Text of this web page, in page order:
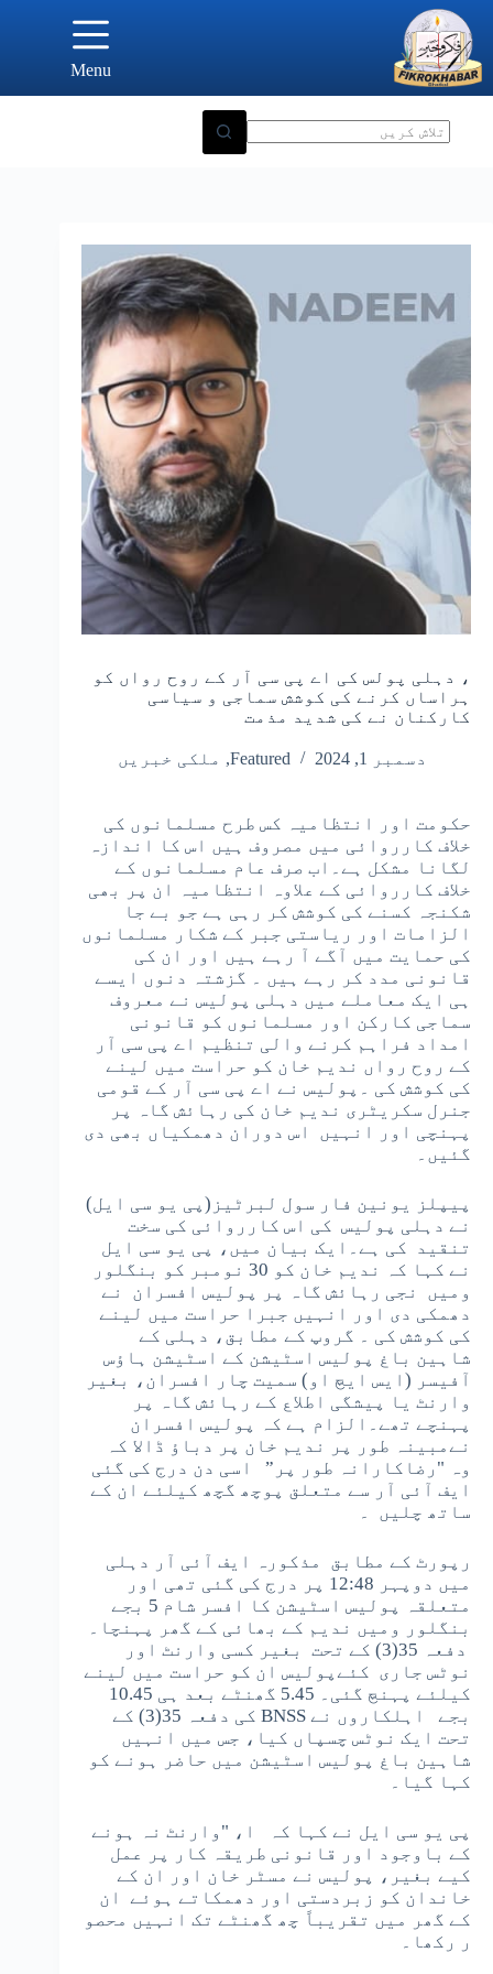
content
Menu
، دہلی پولس کی اے پی سی آر کے روح رواں کو
ہراساں کرنے کی کوشش سماجی و سیاسی
کارکنان نے کی شدید مذمت
دسمبر 1, 2024 Featured
, ملکی خبریں
حکومت اور انتظامیہ کس طرح مسلمانوں کی
خلاف کارروائی میں مصروف ہیں اس کا اندازہ
لگانا مشکل ہے۔اب صرف عام مسلمانوں کے
خلاف کارروائی کے علاوہ انتظامیہ ان پر بھی
شکنجہ کسنے کی کوشش کر رہی ہے جو بے جا
الزامات اور ریاستی جبر کے شکار مسلمانوں
کی حمایت میں آگے آ رہے ہیں اور ان کی
قانونی مدد کر رہے ہیں ۔ گزشتہ دنوں ایسے
ہی ایک معاملے میں دہلی پولیس نے معروف
سماجی کارکن اور مسلمانوں کو قانونی
امداد فراہم کرنے والی تنظیم اے پی سی آر
کے روح رواں ندیم خان کو حراست میں لینے
کی کوشش کی ۔پولیس نے اے پی سی آر کے قومی
جنرل سکریٹری ندیم خان کی رہائش گاہ پر
پہنچی اور انہیں اس دوران دھمکیاں بھی دی
گئیں۔
پیپلز یونین فار سول لبرٹیز(پی یو سی ایل)
نے دہلی پولیس کی اس کارروائی کی سخت
تنقید کی ہے۔ایک بیان میں، پی یو سی ایل
نے کہا کہ ندیم خان کو 30 نومبر کو بنگلور
ومیں نجی رہائش گاہ پر پولیس افسران نے
دھمکی دی اور انہیں جبرا حراست میں لینے
کی کوشش کی ۔ گروپ کے مطابق، دہلی کے
شاہین باغ پولیس اسٹیشن کے اسٹیشن ہاؤس
آفیسر (ایس ایچ او) سمیت چار افسران، بغیر
وارنٹ یا پیشگی اطلاع کے رہائش گاہ پر
پہنچے تھے۔الزام ہے کہ پولیس افسران
نےمبینہ طور پر ندیم خان پر دباؤ ڈالا کہ
وہ "رضاکارانہ طور پر” اسی دن درج کی گئی
ایف آئی آر سے متعلق پوچھ گچھ کیلئے ان کے
ساتھ چلیں ۔
رپورٹ کے مطابق مذکورہ ایف آئی آر دہلی
میں دوپہر 12:48 پر درج کی گئی تھی اور
متعلقہ پولیس اسٹیشن کا افسر شام 5 بجے
بنگلور ومیں ندیم کے بھائی کے گھر پہنچا۔
دفعہ 35(3) کے تحت بغیر کسی وارنٹ اور
نوٹس جاری کئےپولیس ان کو حراست میں لینے
کیلئے پہنچ گئی۔ 5.45 گھنٹے بعد ہی 10.45
بجے اہلکاروں نے BNSS کی دفعہ 35(3) کے
تحت ایک نوٹس چسپاں کیا، جس میں انہیں
شاہین باغ پولیس اسٹیشن میں حاضر ہونے کو
کہا گیا۔
پی یو سی ایل نے کہا کہ ا، "وارنٹ نہ ہونے
کے باوجود اور قانونی طریقہ کار پر عمل
کیے بغیر، پولیس نے مسٹر خان اور ان کے
خاندان کو زبردستی اور دھمکاتے ہوئے ان
کے گھر میں تقریباً چھ گھنٹے تک انہیں محصو
ر رکھا۔